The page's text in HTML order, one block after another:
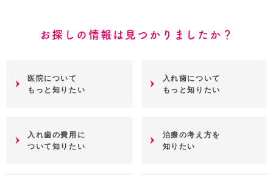
お探しの情報は見つかりましたか？
医院について
もっと知りたい
入れ歯について
もっと知りたい
入れ歯の費用に
ついて知りたい
治療の考え方を
知りたい